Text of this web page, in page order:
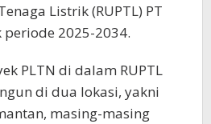
Listrik (RUPTL) PT
periode 2025-2034.
PLTN di dalam RUPTL
di dua lokasi, yakni
masing-masing